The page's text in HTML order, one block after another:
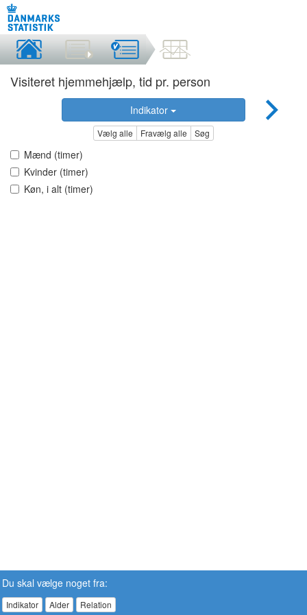
Visiteret hjemmehjælp, tid pr. person
Indikator
Vælg alle Fravælg alle Søg
Mænd (timer)
Kvinder (timer)
Køn, i alt (timer)
Du skal vælge noget fra:
Indikator Alder Relation